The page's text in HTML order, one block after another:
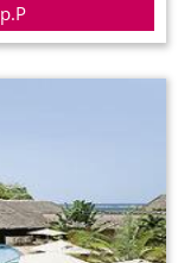
p.P